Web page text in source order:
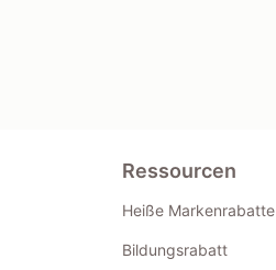
Ressourcen
Heiße Markenrabatte
Bildungsrabatt